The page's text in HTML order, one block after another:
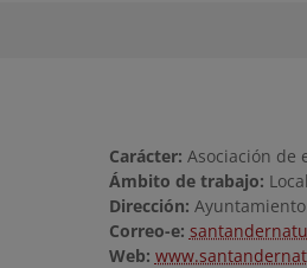
Carácter: Asociación de
Ámbito de trabajo:
Dirección:
Correo-e:
Web: